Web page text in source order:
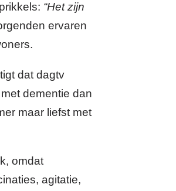
“Het zijn
ervaren
dat dagtv
dementie dan
maar liefst met
omdat
agitatie,